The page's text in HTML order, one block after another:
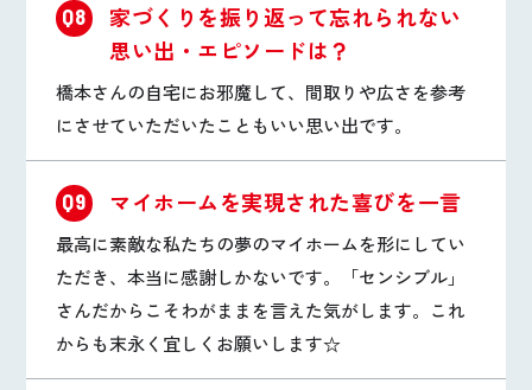
Q8
家づくりを振り返って忘れられない
思い出・エピソードは？
橋本さんの自宅にお邪魔して、間取りや広さを参考
にさせていただいたこともいい思い出です。
Q9 マイホームを実現された喜びを一言
最高に素敵な私たちの夢のマイホームを形にしてい
ただき、本当に感謝しかないです。「センシブル」
さんだからこそわがままを言えた気がします。これ
からも末永く宜しくお願いします☆